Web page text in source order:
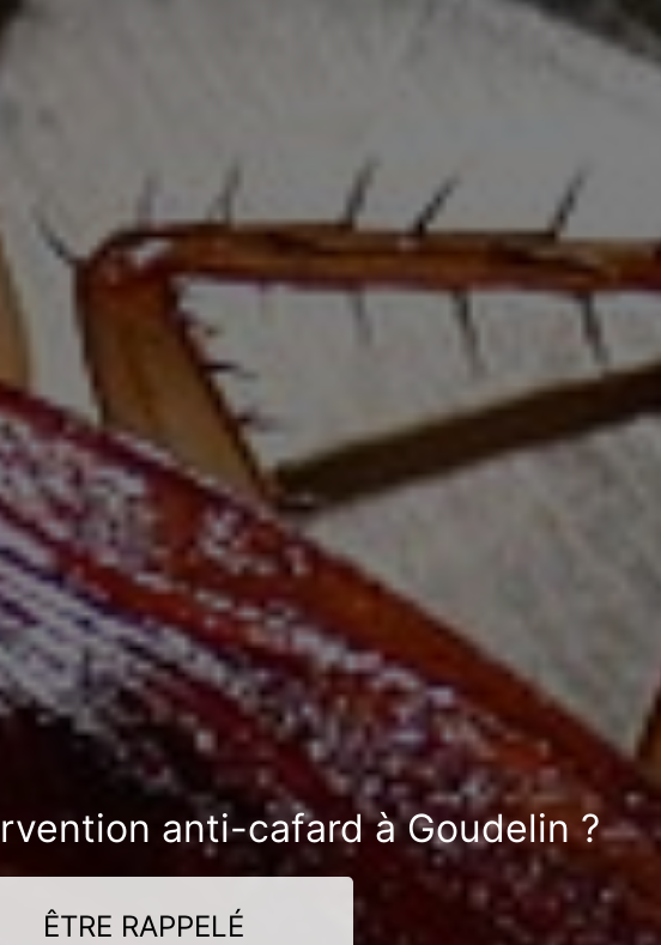
anti-cafard à Goudelin ?
ÊTRE RAPPELÉ